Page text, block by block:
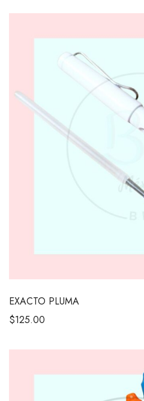
EXACTO PLUMA
$125.00